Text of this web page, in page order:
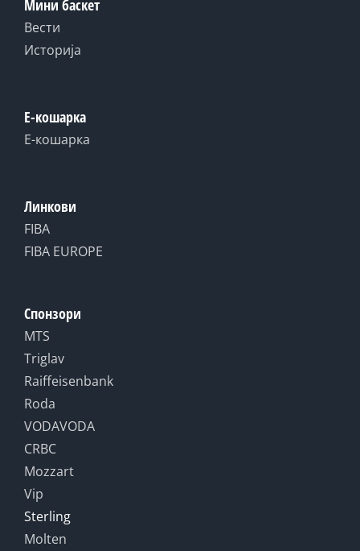
Мини баскет
Вести
Историја
Е-кошарка
Е-кошарка
Линкови
FIBA
FIBA EUROPE
Спонзори
MTS
Triglav
Raiffeisenbank
Roda
VODAVODA
CRBC
Mozzart
Vip
Sterling
Molten